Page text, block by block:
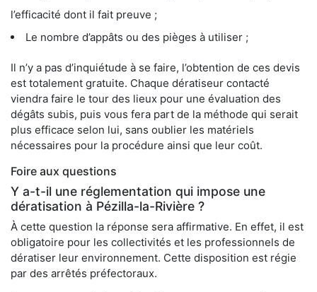
l’efficacité dont il fait preuve ;
Le nombre d’appâts ou des pièges à utiliser ;
Il n’y a pas d’inquiétude à se faire, l’obtention de ces devis
est totalement gratuite. Chaque dératiseur contacté
viendra faire le tour des lieux pour une évaluation des
dégâts subis, puis vous fera part de la méthode qui serait
plus efficace selon lui, sans oublier les matériels
nécessaires pour la procédure ainsi que leur coût.
Foire aux questions
Y a-t-il une réglementation qui impose une
dératisation à Pézilla-la-Rivière ?
À cette question la réponse sera affirmative. En effet, il est
obligatoire pour les collectivités et les professionnels de
dératiser leur environnement. Cette disposition est régie
par des arrêtés préfectoraux.